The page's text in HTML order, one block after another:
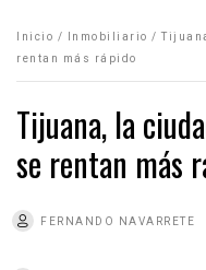
Inicio / Inmobiliario /
rentan más rápido
Tijuana, la
se rentan más
FERNANDO NAVARRETE